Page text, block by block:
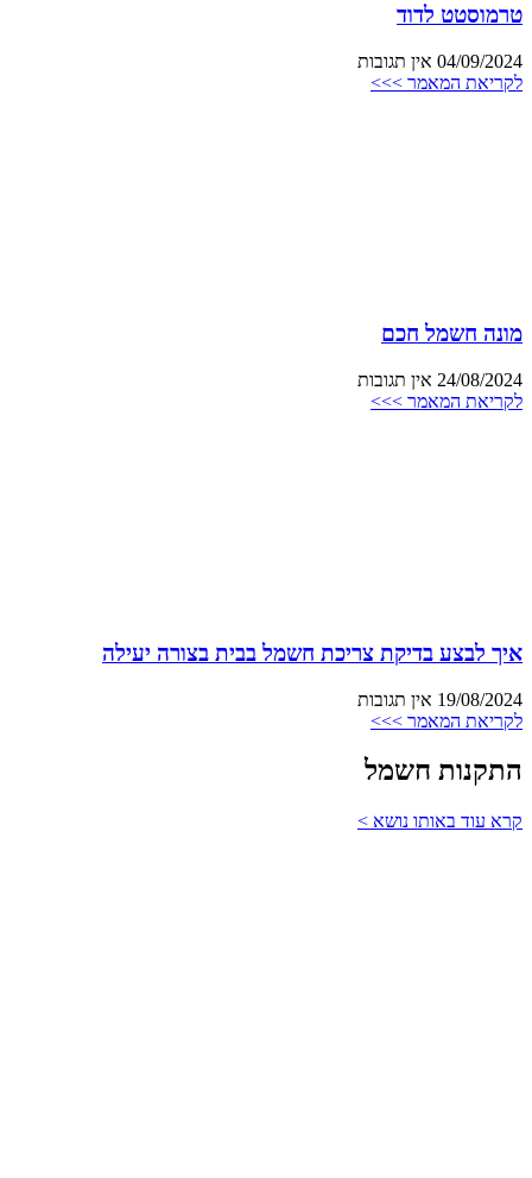
טרמוסטט לדוד
04/09/2024 אין תגובות
לקריאת המאמר >>>
מונה חשמל חכם
24/08/2024 אין תגובות
לקריאת המאמר >>>
איך לבצע בדיקת צריכת חשמל בבית בצורה יעילה
19/08/2024 אין תגובות
לקריאת המאמר >>>
התקנות חשמל
קרא עוד באותו נושא >